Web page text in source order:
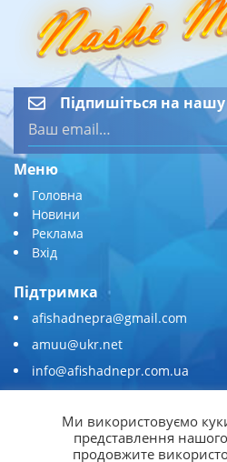
Підпишіться на
Меню
Головна
Новини
Реклама
Вхід
Підтримка
afishadnepra@gmail.com
amuu@ukr.net
info@afishadnepr.com.ua
Приєднуйтесь
Ми використовуємо
представлення
продовжите